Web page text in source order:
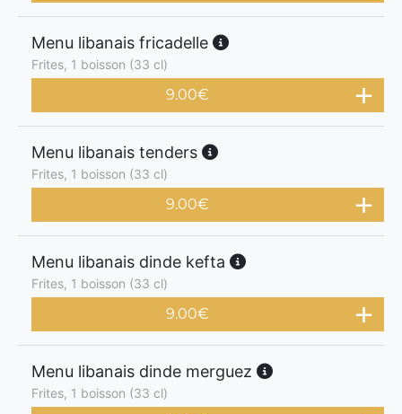
Menu libanais fricadelle
Frites, 1 boisson (33 cl)
9.00€
Menu libanais tenders
Frites, 1 boisson (33 cl)
9.00€
Menu libanais dinde kefta
Frites, 1 boisson (33 cl)
9.00€
Menu libanais dinde merguez
Frites, 1 boisson (33 cl)